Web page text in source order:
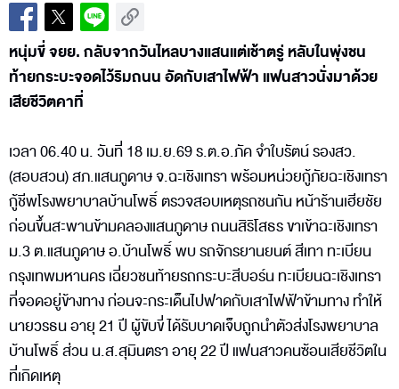
หนุ่มขี่ จยย. กลับจากวันไหลบางแสนแต่เช้าตรู่ หลับในพุ่งชน
ท้ายกระบะจอดไว้ริมถนน อัดกับเสาไฟฟ้า แฟนสาวนั่งมาด้วย
เสียชีวิตคาที่
เวลา 06.40 น. วันที่ 18 เม.ย.69 ร.ต.อ.ภัค จำใบรัตน์ รองสว.
(สอบสวน) สภ.แสนภูดาษ จ.ฉะเชิงเทรา พร้อมหน่วยกู้ภัยฉะเชิงเทรา
กู้ชีพโรงพยาบาลบ้านโพธิ์ ตรวจสอบเหตุรถชนกัน หน้าร้านเฮียชัย
ก่อนขึ้นสะพานข้ามคลองแสนภูดาษ ถนนสิริโสธร ขาเข้าฉะเชิงเทรา
ม.3 ต.แสนภูดาษ อ.บ้านโพธิ์ พบ รถจักรยานยนต์ สีเทา ทะเบียน
กรุงเทพมหานคร เฉี่ยวชนท้ายรถกระบะสีบอร์น ทะเบียนฉะเชิงเทรา
ที่จอดอยู่ข้างทาง ก่อนจะกระเด็นไปฟาดกับเสาไฟฟ้าข้ามทาง ทำให้
นายวรธน อายุ 21 ปี ผู้ขับขี่ ได้รับบาดเจ็บถูกนำตัวส่งโรงพยาบาล
บ้านโพธิ์ ส่วน น.ส.สุมินตรา อายุ 22 ปี แฟนสาวคนซ้อนเสียชีวิตใน
ที่เกิดเหตุ